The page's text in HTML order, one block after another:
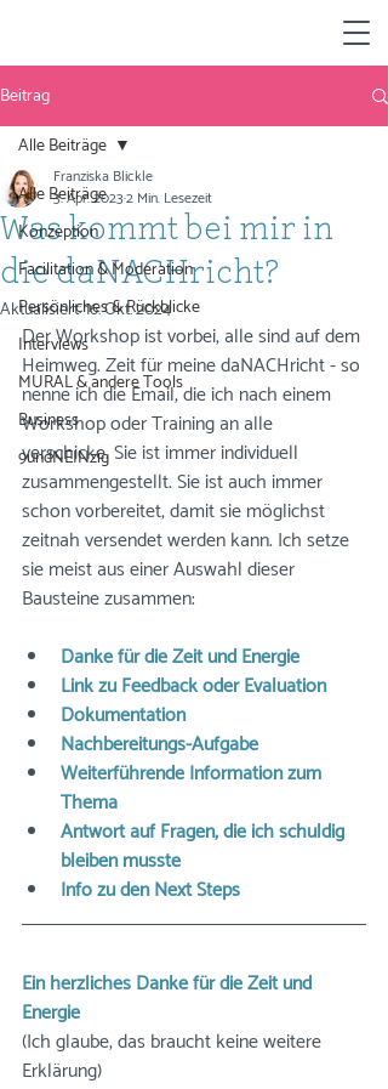
Beitrag
Alle Beiträge
Konzeption
Facilitation & Moderation
Persönliches & Rückblicke
Interviews
MURAL & andere Tools
Business
9undNEINzig
Alle Beiträge
Was kommt bei mir in
die daNACHricht?
Franziska Blickle
3. Apr. 20232 Min. Lesezeit
Aktualisiert:16. Okt. 2024
Der Workshop ist vorbei, alle sind auf dem
Heimweg. Zeit für meine daNACHricht - so
nenne ich die Email, die ich nach einem
Workshop oder Training an alle
verschicke. Sie ist immer individuell
zusammengestellt. Sie ist auch immer
schon vorbereitet, damit sie möglichst
zeitnah versendet werden kann. Ich setze
sie meist aus einer Auswahl dieser
Bausteine zusammen:
Danke für die Zeit und Energie
Link zu Feedback oder Evaluation
Dokumentation
Nachbereitungs-Aufgabe
Weiterführende Information zum
Thema
Antwort auf Fragen, die ich schuldig
bleiben musste
Info zu den Next Steps
Ein herzliches Danke für die Zeit und
Energie
(Ich glaube, das braucht keine weitere
Erklärung)